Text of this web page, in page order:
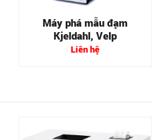
Máy phá mẫu đạm
Kjeldahl, Velp
Liên hệ